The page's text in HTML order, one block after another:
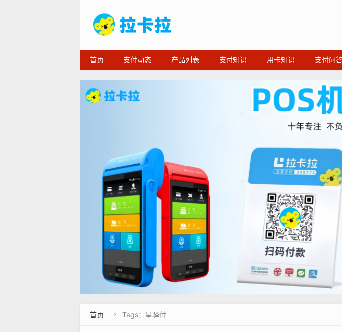
首页 支付动态 产品列表 支付知识 用卡知识 支付问答
首页  Tags：星驿付